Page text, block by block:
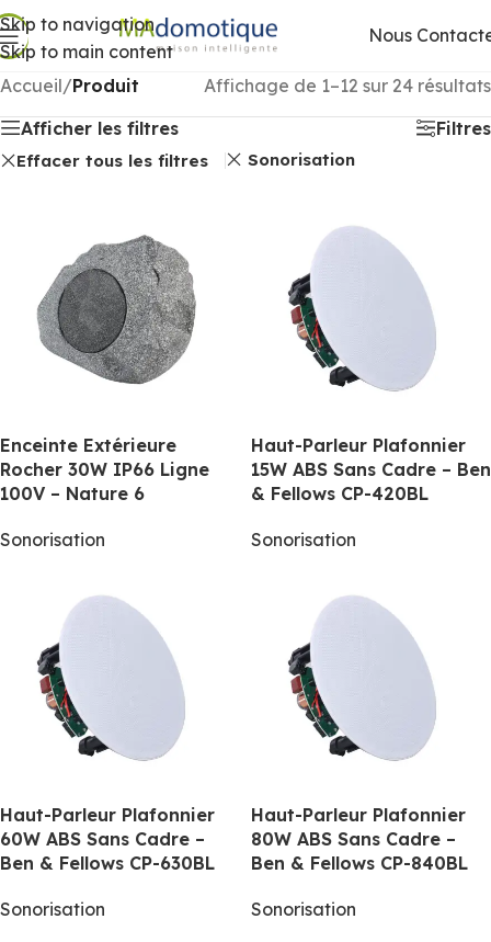
Skip to navigation
Skip to main content
Nous
Accueil/Produit
Affichage de 1–12 sur 24 résultats
Afficher les filtres
Filtres
Effacer tous les filtres Sonorisation
Enceinte Extérieure
Rocher 30W IP66 Ligne
100V – Nature 6
Sonorisation
Haut-Parleur Plafonnier
15W ABS Sans Cadre – Ben
& Fellows CP-420BL
Sonorisation
Haut-Parleur Plafonnier
60W ABS Sans Cadre –
Ben & Fellows CP-630BL
Sonorisation
Haut-Parleur Plafonnier
80W ABS Sans Cadre –
Ben & Fellows CP-840BL
Sonorisation